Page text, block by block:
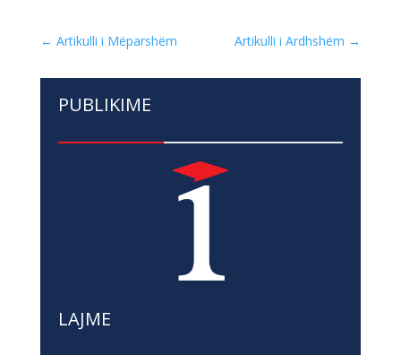
← Artikulli i Mëparshëm Artikulli i Ardhshëm →
PUBLIKIME
LAJME